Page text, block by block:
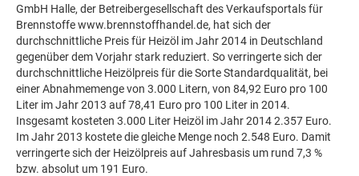
GmbH Halle, der Betreibergesellschaft des Verkaufsportals für
Brennstoffe www.brennstoffhandel.de, hat sich der
durchschnittliche Preis für Heizöl im Jahr 2014 in Deutschland
gegenüber dem Vorjahr stark reduziert. So verringerte sich der
durchschnittliche Heizölpreis für die Sorte Standardqualität, bei
einer Abnahmemenge von 3.000 Litern, von 84,92 Euro pro 100
Liter im Jahr 2013 auf 78,41 Euro pro 100 Liter in 2014.
Insgesamt kosteten 3.000 Liter Heizöl im Jahr 2014 2.357 Euro.
Im Jahr 2013 kostete die gleiche Menge noch 2.548 Euro. Damit
verringerte sich der Heizölpreis auf Jahresbasis um rund 7,3 %
bzw. absolut um 191 Euro.